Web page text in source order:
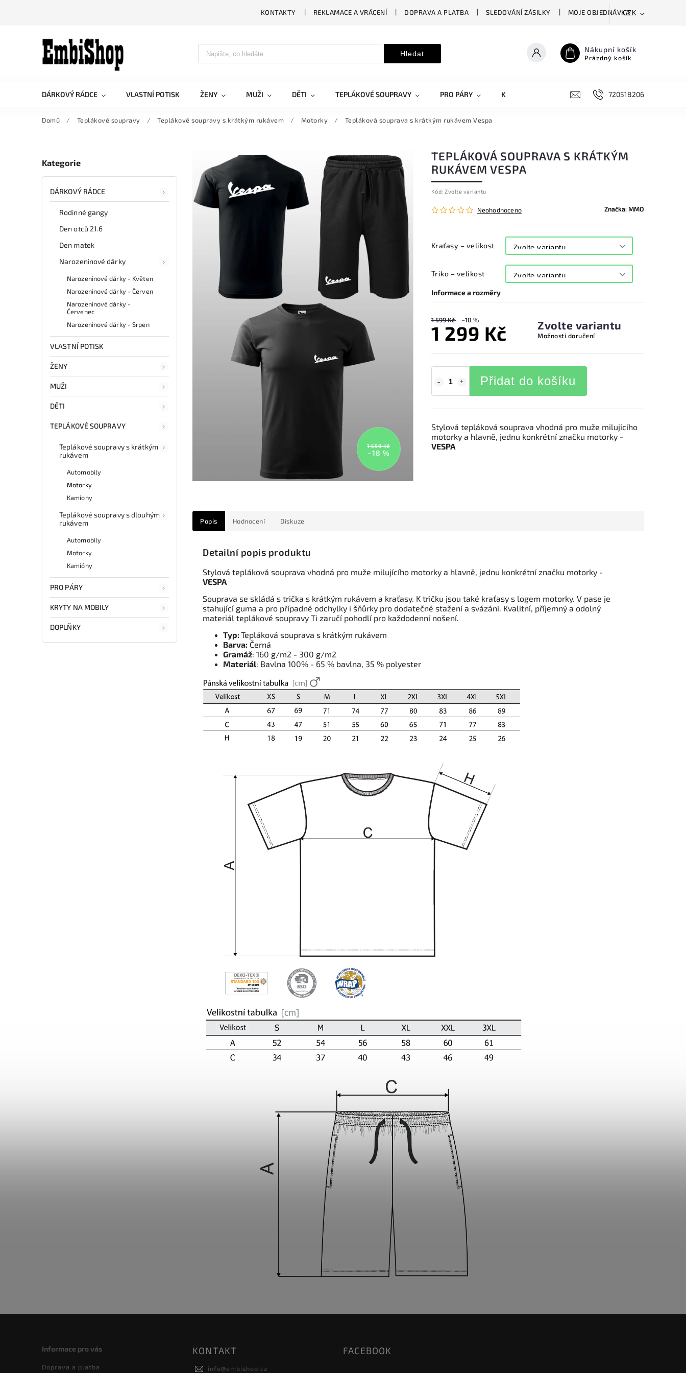
KONTAKTY REKLAMACE A VRÁCENÍ DOPRAVA A PLATBA SLEDOVÁNÍ ZÁSILKY MOJE OBJEDNÁVKACZK
Hledat Nákupní košík
Prázdný košík
DÁRKOVÝ RÁDCE VLASTNÍ POTISK ŽENY MUŽI DĚTI TEPLÁKOVÉ SOUPRAVY PRO PÁRY KRYTY NA MOBILY DOPLŇKY720518206
Domů / Teplákové soupravy / Teplákové soupravy s krátkým rukávem / Motorky / Tepláková souprava s krátkým rukávem Vespa
Kategorie
DÁRKOVÝ RÁDCE
Rodinné gangy
Den otců 21.6
Den matek
Narozeninové dárky
Narozeninové dárky - Květen
Narozeninové dárky - Červen
Narozeninové dárky -
Červenec
Narozeninové dárky - Srpen
VLASTNÍ POTISK
ŽENY
MUŽI
DĚTI
TEPLÁKOVÉ SOUPRAVY
Teplákové soupravy s krátkým
rukávem
Automobily
Motorky
Kamiony
Teplákové soupravy s dlouhým
rukávem
Automobily
Motorky
Kamióny
PRO PÁRY
KRYTY NA MOBILY
DOPLŇKY
1 599 Kč
–18 %
TEPLÁKOVÁ SOUPRAVA S KRÁTKÝM
RUKÁVEM VESPA
Kód: Zvolte variantu
Neohodnoceno Značka:MMO
Kraťasy – velikost
Triko – velikost
Informace a rozměry
1 599 Kč –18 %
1 299 Kč Zvolte variantu
Možnosti doručení
Přidat do košíku
Stylová tepláková souprava vhodná pro muže milujícího
motorky a hlavně, jednu konkrétní značku motorky -
VESPA
Popis Hodnocení Diskuze
Detailní popis produktu
Stylová tepláková souprava vhodná pro muže milujícího motorky a hlavně, jednu konkrétní značku motorky -
VESPA
Souprava se skládá s trička s krátkým rukávem a kraťasy. K tričku jsou také kraťasy s logem motorky. V pase je
stahující guma a pro případné odchylky i šňůrky pro dodatečné stažení a svázání. Kvalitní, příjemný a odolný
materiál teplákové soupravy Ti zaručí pohodlí pro každodenní nošení.
Typ: Tepláková souprava s krátkým rukávem
Barva: Černá
Gramáž: 160 g/m2 - 300 g/m2
Materiál: Bavlna 100% - 65 % bavlna, 35 % polyester
Informace pro vás
Doprava a platba
KONTAKT
info@embishop.cz
FACEBOOK